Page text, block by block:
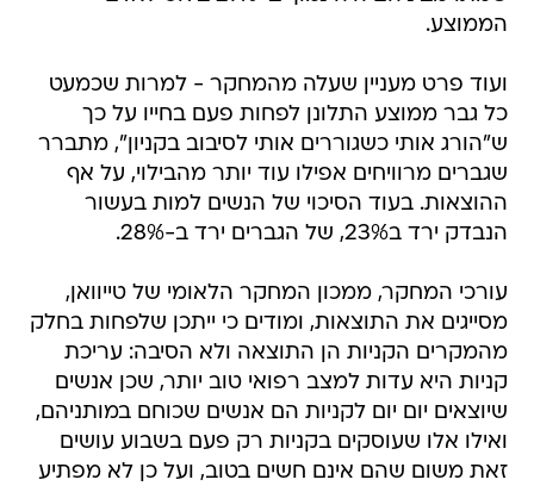
הממוצע.
ועוד פרט מעניין שעלה מהמחקר - למרות שכמעט
כל גבר ממוצע התלונן לפחות פעם בחייו על כך
ש"הורג אותי כשגוררים אותי לסיבוב בקניון", מתברר
שגברים מרוויחים אפילו עוד יותר מהבילוי, על אף
ההוצאות. בעוד הסיכוי של הנשים למות בעשור
הנבדק ירד ב23%, של הגברים ירד ב-28%.
עורכי המחקר, ממכון המחקר הלאומי של טייוואן,
מסייגים את התוצאות, ומודים כי ייתכן שלפחות בחלק
מהמקרים הקניות הן התוצאה ולא הסיבה: עריכת
קניות היא עדות למצב רפואי טוב יותר, שכן אנשים
שיוצאים יום יום לקניות הם אנשים שכוחם במותניהם,
ואילו אלו שעוסקים בקניות רק פעם בשבוע עושים
זאת משום שהם אינם חשים בטוב, ועל כן לא מפתיע